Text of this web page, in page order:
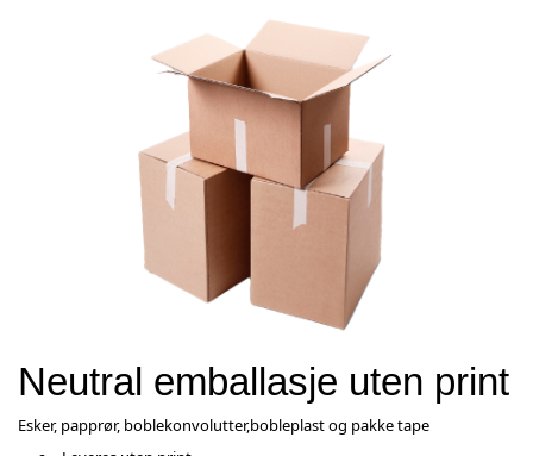
Neutral emballasje uten print
Esker, papprør, boblekonvolutter,bobleplast og pakke tape